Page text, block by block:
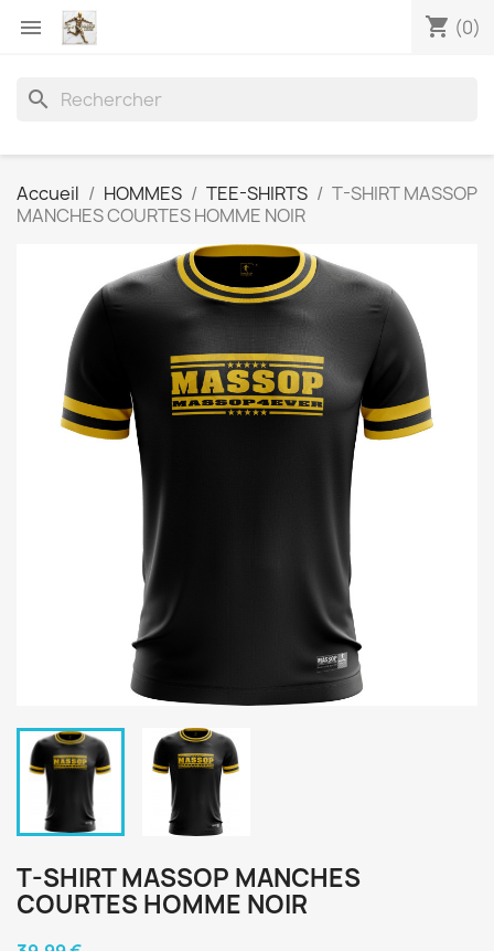
 shopping_cart (0)
search
Accueil HOMMES TEE-SHIRTS
T-SHIRT MASSOP
MANCHES COURTES HOMME NOIR
T-SHIRT MASSOP MANCHES
COURTES HOMME NOIR